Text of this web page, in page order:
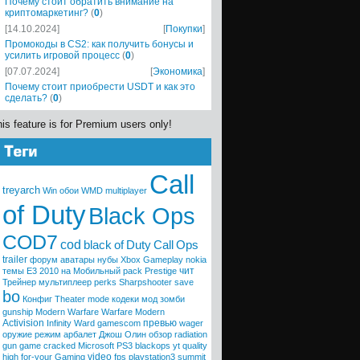
криптомаркетинг? (0)
[14.10.2024]
[Покупки]
Промокоды в CS2: как получить бонусы и
усилить игровой процесс (0)
[07.07.2024]
[Экономика]
Почему стоит приобрести USDT и как это
сделать? (0)
feature is for Premium users only!
treyarch Win обои WMD multiplayer Call
of DutyBlack Ops
COD7 cod black of DutyCall Ops
trailer форум аватары нубы Xbox Gameplay nokia
темы E3 2010 на Мобильный pack Prestige чит
Трейнер мультиплеер perks Sharpshooter save
bo Конфиг Theater mode кодеки мод зомби
gunship Modern Warfare Warfare Modern
Activision Infinity Ward gamescom превью wager
оружие режим арбалет Джош Олин обзор radiation
gun game cracked Microsoft PS3 blackops yt quality
high for-your Gaming video fps playstation3 summit